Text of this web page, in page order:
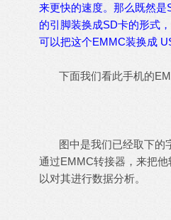
来更快的速度。那么既然
的引脚装换成SD卡的形式
可以把这个EMMC装换成
下面我们看此手机的
图中是我们已经取下的
通过EMMC转接器，来把
以对其进行数据分析。